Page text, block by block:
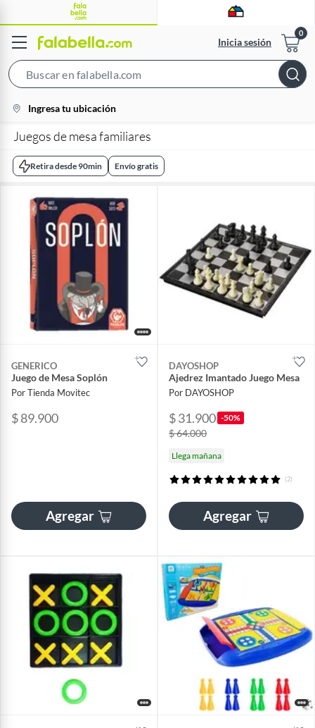
Inicia sesión
Bar
location-
icon
Ingresa tu ubicación
Juegos de mesa familiares
Retira desde 90min Envío gratis
GENERICO
Juego de Mesa Soplón
Por Tienda Movitec
$ 89.900
Agregar
DAYOSHOP
Ajedrez Imantado Juego Mesa
Por DAYOSHOP
$ 31.900 -50%
$ 64.000
Llega mañana
(2)
Agregar